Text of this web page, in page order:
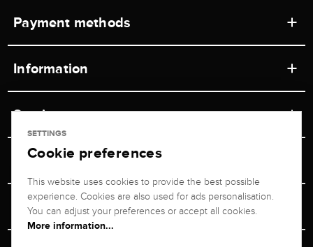
Payment methods
Information
Retail store
Shipping & Payment
Advisor
Service
Contact
Unsubscribe from newsletter
Returns service
Jeweler Brogle
About us
Company
Personal adviser
SETTINGS
Cookie preferences
This website uses cookies to provide the best possible
experience. Cookies are also used for ads personalisation.
You can adjust your preferences or accept all cookies.
More information...